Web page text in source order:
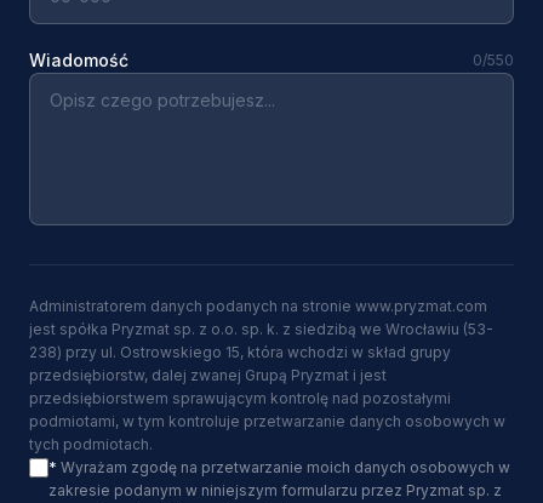
Wiadomość 0/550
Administratorem danych podanych na stronie www.pryzmat.com
jest spółka Pryzmat sp. z o.o. sp. k. z siedzibą we Wrocławiu (53-
238) przy ul. Ostrowskiego 15, która wchodzi w skład grupy
przedsiębiorstw, dalej zwanej Grupą Pryzmat i jest
przedsiębiorstwem sprawującym kontrolę nad pozostałymi
podmiotami, w tym kontroluje przetwarzanie danych osobowych w
tych podmiotach.
* Wyrażam zgodę na przetwarzanie moich danych osobowych w
zakresie podanym w niniejszym formularzu przez Pryzmat sp. z